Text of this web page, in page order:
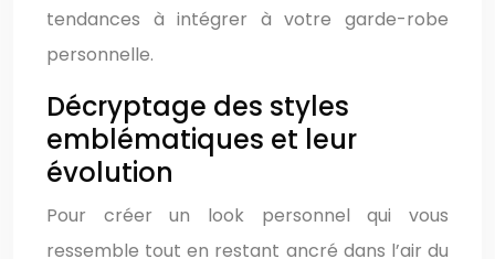
tendances à intégrer à votre garde-robe
personnelle.
Décryptage des styles
emblématiques et leur
évolution
Pour créer un look personnel qui vous
ressemble tout en restant ancré dans l’air du